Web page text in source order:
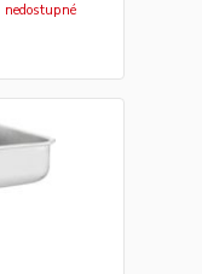
nedostupné